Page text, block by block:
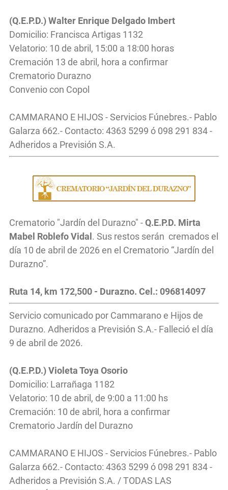
(Q.E.P.D.) Walter Enrique Delgado Imbert
Domicilio: Francisca Artigas 1132
Velatorio: 10 de abril, 15:00 a 18:00 horas
Cremación 13 de abril, hora a confirmar
Crematorio Durazno
Convenio con Copol
CAMMARANO E HIJOS - Servicios Fúnebres.- Pablo
Galarza 662.- Contacto: 4363 5299 ó 098 291 834 -
Adheridos a Previsión S.A.
Crematorio "Jardín del Durazno" -Q.E.P.D. Mirta
Mabel Roblefo Vidal. Sus restos serán cremados el
día 10 de abril de 2026 en el Crematorio “Jardín del
Durazno”.
Ruta 14, km 172,500 - Durazno. Cel.: 096814097
Servicio comunicado por Cammarano e Hijos de
Durazno. Adheridos a Previsión S.A.- Falleció el día
9 de abril de 2026.
(Q.E.P.D.) Violeta Toya Osorio
Domicilio: Larrañaga 1182
Velatorio: 10 de abril, de 9:00 a 11:00 hs
Cremación: 10 de abril, hora a confirmar
Crematorio Jardín del Durazno
CAMMARANO E HIJOS - Servicios Fúnebres.- Pablo
Galarza 662.- Contacto: 4363 5299 ó 098 291 834 -
Adheridos a Previsión S.A. / TODAS LAS